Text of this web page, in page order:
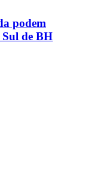
podem
de BH